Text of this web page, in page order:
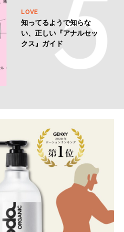
LOVE
知ってるようで知らな
い、正しい『アナルセッ
クス』ガイド